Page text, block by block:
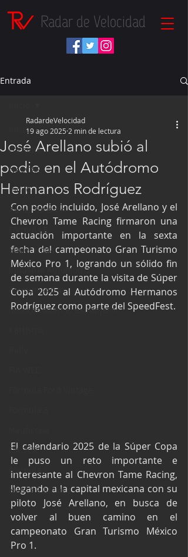
Radar de Velocidad
Entrada
Inicio
Fórmula 1
NASCAR
IndyCar
Autos Turismo
Fórmula E
Súper Copa
Industria Automotriz
Fórmula 4 (F4)
Mexicanos en el extranjero
FIA TCR
Fórmula 2
NASCAR México
José Arellano subió al
podio en el Autódromo
Hermanos Rodríguez
RadardeVelocidad
19 ago 2025 2 min de lectura
Con podio incluido, José Arellano y el
Chevron Tame Racing firmaron una
actuación importante en la sexta
fecha del campeonato Gran Turismo
México Pro 1, logrando un sólido fin
de semana durante la visita de Súper
Copa 2025 al Autódromo Hermanos
Rodríguez como parte del SpeedFest.
El calendario 2025 de la Súper Copa
le puso un reto importante e
interesante al Chevron Tame Racing,
llegando a la capital mexicana con su
piloto José Arellano, en busca de
volver al buen camino en el
campeonato Gran Turismo México
Pro 1.